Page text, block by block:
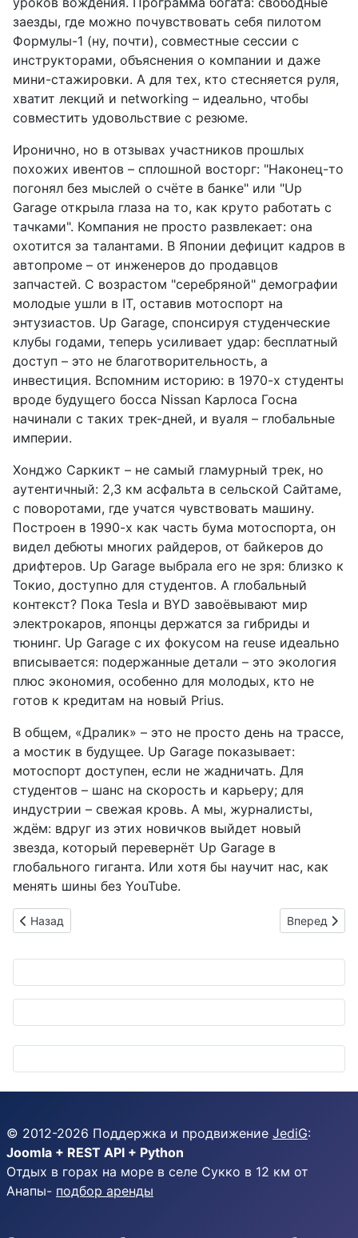
заезды, где можно почувствовать себя пилотом
Формулы-1 (ну, почти), совместные сессии с
инструкторами, объяснения о компании и даже
мини-стажировки. А для тех, кто стесняется руля,
хватит лекций и networking – идеально, чтобы
совместить удовольствие с резюме.
Иронично, но в отзывах участников прошлых
похожих ивентов – сплошной восторг: "Наконец-то
погонял без мыслей о счёте в банке" или "Up
Garage открыла глаза на то, как круто работать с
тачками". Компания не просто развлекает: она
охотится за талантами. В Японии дефицит кадров в
автопроме – от инженеров до продавцов
запчастей. С возрастом "серебряной" демографии
молодые ушли в IT, оставив мотоспорт на
энтузиастов. Up Garage, спонсируя студенческие
клубы годами, теперь усиливает удар: бесплатный
доступ – это не благотворительность, а
инвестиция. Вспомним историю: в 1970-х студенты
вроде будущего босса Nissan Карлоса Госна
начинали с таких трек-дней, и вуаля – глобальные
империи.
Хонджо Саркикт – не самый гламурный трек, но
аутентичный: 2,3 км асфальта в сельской Сайтаме,
с поворотами, где учатся чувствовать машину.
Построен в 1990-х как часть бума мотоспорта, он
видел дебюты многих райдеров, от байкеров до
дрифтеров. Up Garage выбрала его не зря: близко к
Токио, доступно для студентов. А глобальный
контекст? Пока Tesla и BYD завоёвывают мир
электрокаров, японцы держатся за гибриды и
тюнинг. Up Garage с их фокусом на reuse идеально
вписывается: подержанные детали – это экология
плюс экономия, особенно для молодых, кто не
готов к кредитам на новый Prius.
В общем, «Дралик» – это не просто день на трассе,
а мостик в будущее. Up Garage показывает:
мотоспорт доступен, если не жадничать. Для
студентов – шанс на скорость и карьеру; для
индустрии – свежая кровь. А мы, журналисты,
ждём: вдруг из этих новичков выйдет новый
звезда, который перевернёт Up Garage в
глобального гиганта. Или хотя бы научит нас, как
менять шины без YouTube.
Предыдущий: Toyota заряжает будущее: от ткацких
Назад Следующий:
Вперед
© 2012-2026 Поддержка и продвижение JediG:
Joomla + REST API + Python
Отдых в горах на море в селе Сукко в 12 км от
Анапы- подбор аренды